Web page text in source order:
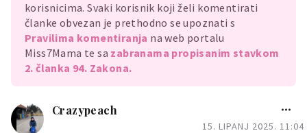
korisnicima. Svaki korisnik koji želi komentirati
članke obvezan je prethodno se upoznati s
Pravilima komentiranja na web portalu
Miss7Mama te sa zabranama propisanim stavkom
2. članka 94. Zakona.
Crazypeach
15. LIPANJ 2025. 11:04